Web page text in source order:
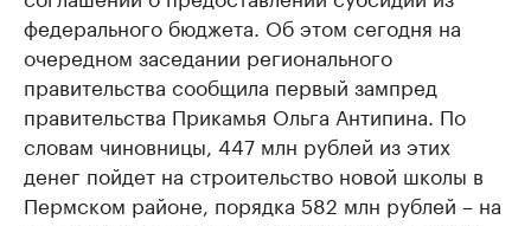
федерального бюджета. Об этом сегодня на
очередном заседании регионального
правительства сообщила первый зампред
правительства Прикамья Ольга Антипина. По
словам чиновницы, 447 млн рублей из этих
денег пойдет на строительство новой школы в
Пермском районе, порядка 582 млн рублей – на